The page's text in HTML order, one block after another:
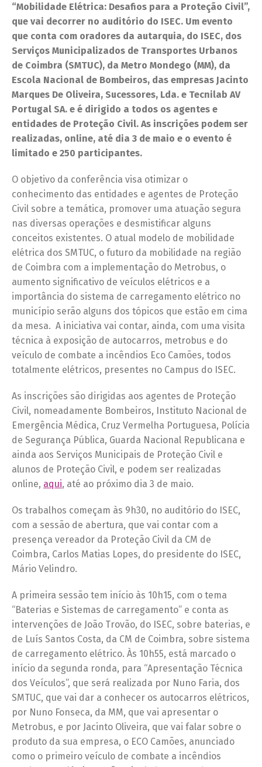
“Mobilidade Elétrica: Desafios para a Proteção Civil”,
que vai decorrer no auditório do ISEC. Um evento
que conta com oradores da autarquia, do ISEC, dos
Serviços Municipalizados de Transportes Urbanos
de Coimbra (SMTUC), da Metro Mondego (MM), da
Escola Nacional de Bombeiros, das empresas Jacinto
Marques De Oliveira, Sucessores, Lda. e Tecnilab AV
Portugal SA. e é dirigido a todos os agentes e
entidades de Proteção Civil. As inscrições podem ser
realizadas, online, até dia 3 de maio e o evento é
limitado e 250 participantes.
O objetivo da conferência visa otimizar o
conhecimento das entidades e agentes de Proteção
Civil sobre a temática, promover uma atuação segura
nas diversas operações e desmistificar alguns
conceitos existentes. O atual modelo de mobilidade
elétrica dos SMTUC, o futuro da mobilidade na região
de Coimbra com a implementação do Metrobus, o
aumento significativo de veículos elétricos e a
importância do sistema de carregamento elétrico no
município serão alguns dos tópicos que estão em cima
da mesa. A iniciativa vai contar, ainda, com uma visita
técnica à exposição de autocarros, metrobus e do
veículo de combate a incêndios Eco Camões, todos
totalmente elétricos, presentes no Campus do ISEC.
As inscrições são dirigidas aos agentes de Proteção
Civil, nomeadamente Bombeiros, Instituto Nacional de
Emergência Médica, Cruz Vermelha Portuguesa, Polícia
de Segurança Pública, Guarda Nacional Republicana e
ainda aos Serviços Municipais de Proteção Civil e
alunos de Proteção Civil, e podem ser realizadas
online, aqui, até ao próximo dia 3 de maio.
Os trabalhos começam às 9h30, no auditório do ISEC,
com a sessão de abertura, que vai contar com a
presença vereador da Proteção Civil da CM de
Coimbra, Carlos Matias Lopes, do presidente do ISEC,
Mário Velindro.
A primeira sessão tem início às 10h15, com o tema
“Baterias e Sistemas de carregamento” e conta as
intervenções de João Trovão, do ISEC, sobre baterias, e
de Luís Santos Costa, da CM de Coimbra, sobre sistema
de carregamento elétrico. Às 10h55, está marcado o
início da segunda ronda, para “Apresentação Técnica
dos Veículos”, que será realizada por Nuno Faria, dos
SMTUC, que vai dar a conhecer os autocarros elétricos,
por Nuno Fonseca, da MM, que vai apresentar o
Metrobus, e por Jacinto Oliveira, que vai falar sobre o
produto da sua empresa, o ECO Camões, anunciado
como o primeiro veículo de combate a incêndios